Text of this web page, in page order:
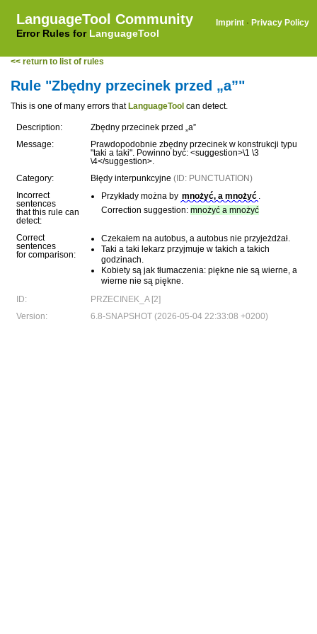
LanguageTool Community
Error Rules for LanguageTool
Imprint · Privacy Policy
<< return to list of rules
Rule "Zbędny przecinek przed „a”"
This is one of many errors that LanguageTool can detect.
Description:
Zbędny przecinek przed „a”
Message:
Prawdopodobnie zbędny przecinek w konstrukcji typu
"taki a taki". Powinno być: <suggestion>\1 \3
\4</suggestion>.
Category:
Błędy interpunkcyjne (ID: PUNCTUATION)
Incorrect
sentences
that this rule can
detect:
Przykłady można by mnożyć, a mnożyć .
Correction suggestion: mnożyć a mnożyć
Correct
sentences
for comparison:
Czekałem na autobus, a autobus nie przyjeżdżał.
Taki a taki lekarz przyjmuje w takich a takich
godzinach.
Kobiety są jak tłumaczenia: piękne nie są wierne, a
wierne nie są piękne.
ID:
PRZECINEK_A [2]
Version:
6.8-SNAPSHOT (2026-05-04 22:33:08 +0200)